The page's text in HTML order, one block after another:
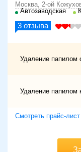
Москва, 2-ой
Автозаводская
3 отзыва
Удаление папилом
Удаление папилом
Смотреть прайс-